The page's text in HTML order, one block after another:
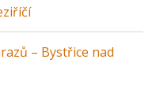
– Bystřice nad